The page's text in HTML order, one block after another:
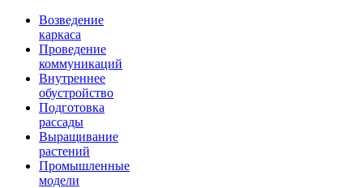
Возведение
каркаса
Проведение
коммуникаций
Внутреннее
обустройство
Подготовка
рассады
Выращивание
растений
Промышленные
модели